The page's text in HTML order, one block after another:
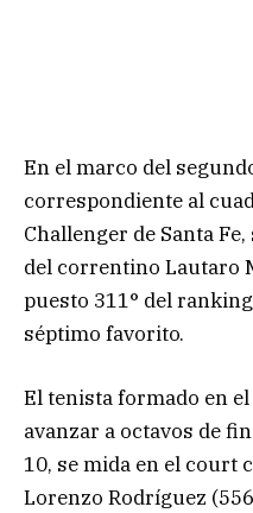
En el marco del
correspondiente al
Challenger de Santa
del correntino Lautaro
puesto 311° del
séptimo favorito.
El tenista formado en
avanzar a octavos de
10, se mida en el court
Lorenzo Rodríguez